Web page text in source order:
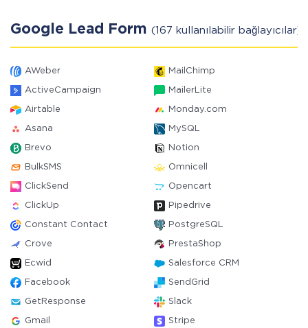
Google Lead Form (167 kullanılabilir bağlayıcılar)
AWeber MailChimp
ActiveCampaign MailerLite
Airtable Monday.com
Asana MySQL
Brevo Notion
BulkSMS Omnicell
ClickSend Opencart
ClickUp Pipedrive
Constant Contact PostgreSQL
Crove PrestaShop
Ecwid Salesforce CRM
Facebook SendGrid
GetResponse Slack
Gmail Stripe